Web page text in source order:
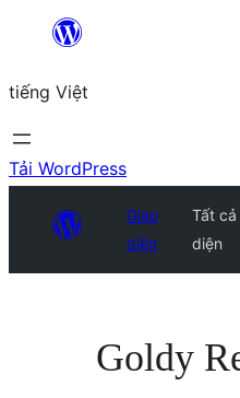
Chuyển
phần
nội
dung
tiếng Việt
Tải WordPress
Giao
diện
Tất
diện
Goldy